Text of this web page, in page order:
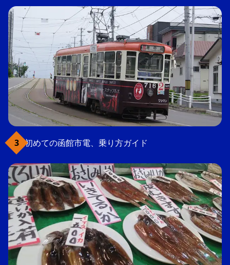
初めての函館市電、乗り方ガイド